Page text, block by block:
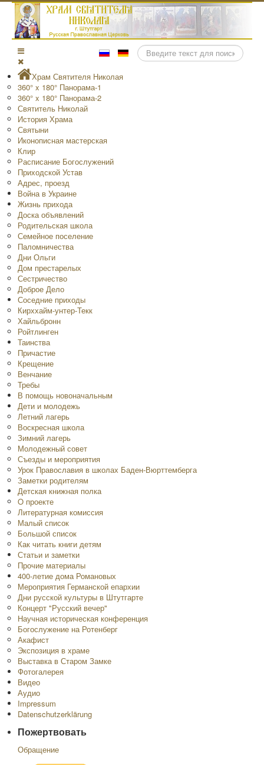
Поиск
Храм Святителя Николая
360° x 180° Панорама-1
360° x 180° Панорама-2
Святитель Николай
История Храма
Святыни
Иконописная мастерская
Клир
Расписание Богослужений
Приходской Устав
Адрес, проезд
Война в Украине
Жизнь прихода
Доска объявлений
Родительская школа
Семейное поселение
Паломничества
Дни Ольги
Дом престарелых
Сестричество
Доброе Дело
Соседние приходы
Кирххайм-унтер-Текк
Хайльбронн
Ройтлинген
Таинства
Причастие
Крещение
Венчание
Требы
В помощь новоначальным
Дети и молодежь
Летний лагерь
Воскресная школа
Зимний лагерь
Молодежный совет
Съезды и мероприятия
Урок Православия в школах Баден-Вюрттемберга
Заметки родителям
Детская книжная полка
O проекте
Литературная комиссия
Малый список
Большой список
Как читать книги детям
Статьи и заметки
Прочие материалы
400-летие дома Романовых
Мероприятия Германской епархии
Дни русской культуры в Штутгарте
Концерт "Русский вечер"
Научная историческая конференция
Богослужение на Ротенберг
Акафист
Экспозиция в храме
Выставка в Старом Замке
Фотогалерея
Видео
Аудио
Impressum
Datenschutzerklärung
Пожертвовать
Обращение